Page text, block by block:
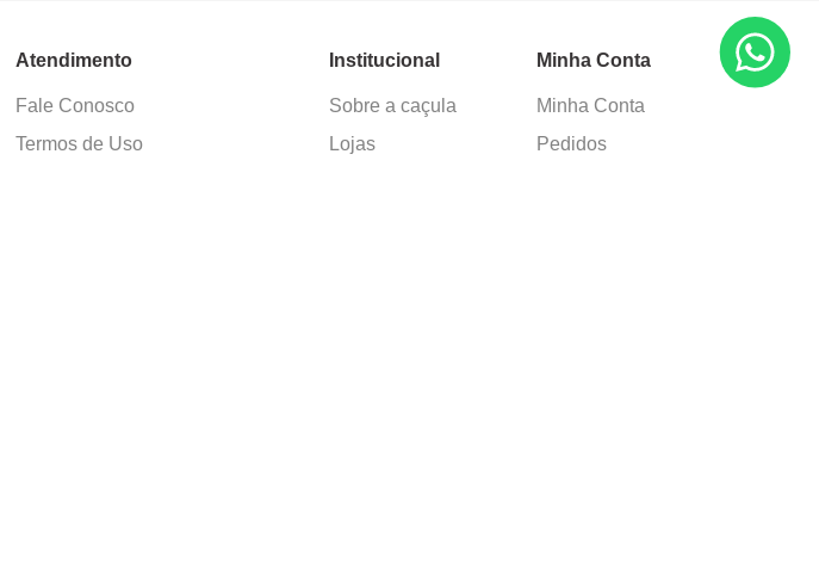
Atendimento
Fale Conosco
Termos de Uso
Institucional
Sobre a caçula
Lojas
Minha Conta
Minha Conta
Pedidos